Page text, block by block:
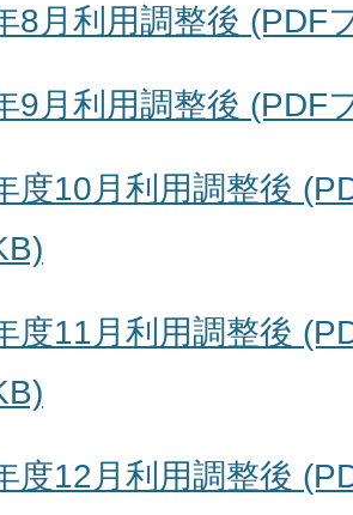
8月利用調整後 (PDF
9月利用調整後 (PDF
度10月利用調整後
度11月利用調整後
度12月利用調整後